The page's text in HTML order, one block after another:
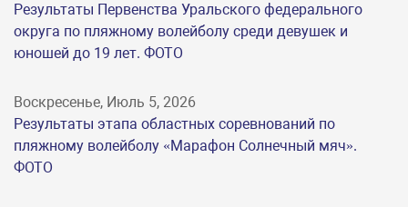
Результаты Первенства Уральского федерального
округа по пляжному волейболу среди девушек и
юношей до 19 лет. ФОТО
Воскресенье, Июль 5, 2026
Результаты этапа областных соревнований по
пляжному волейболу «Марафон Солнечный мяч».
ФОТО